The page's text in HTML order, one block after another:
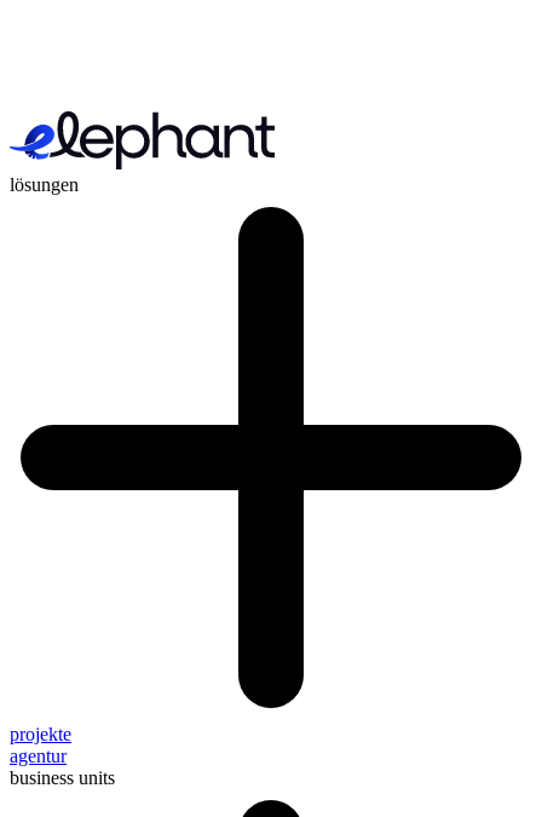
lösungen
projekte
agentur
business units